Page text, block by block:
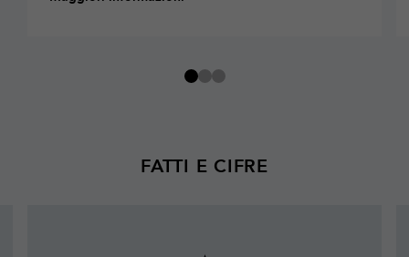
FATTI E CIFRE